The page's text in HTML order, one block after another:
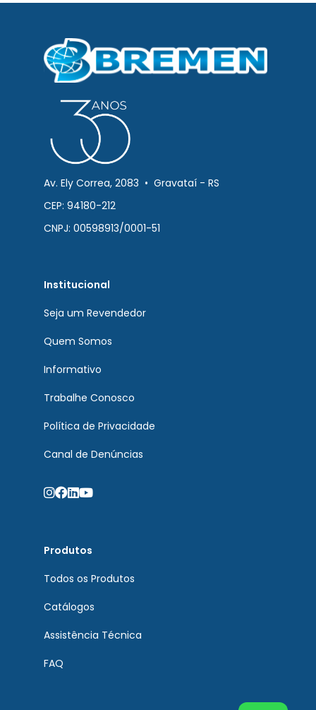
Av. Ely Correa, 2083 • Gravataí - RS
CEP: 94180-212
CNPJ: 00598913/0001-51
Institucional
Seja um Revendedor
Quem Somos
Informativo
Trabalhe Conosco
Política de Privacidade
Canal de Denúncias
Produtos
Todos os Produtos
Catálogos
Assistência Técnica
FAQ